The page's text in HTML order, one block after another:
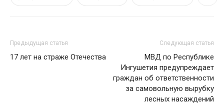
Предыдущая статья
17 лет на страже Отечества
Следующая статья
МВД по Республике
Ингушетия предупреждает
граждан об ответственности
за самовольную вырубку
лесных насаждений